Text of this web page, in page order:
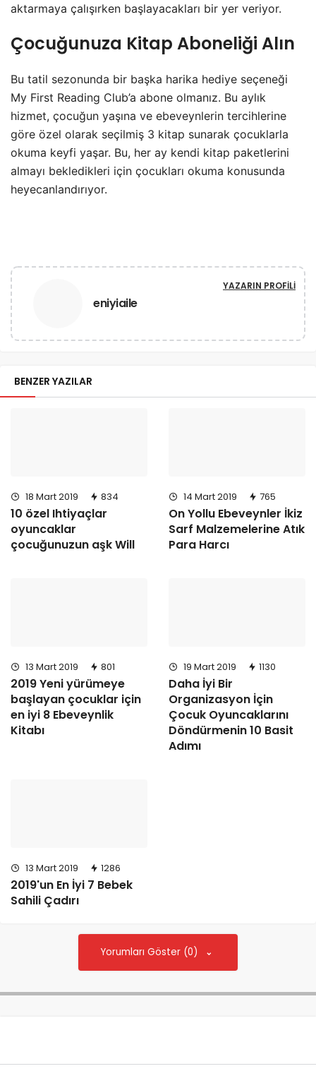
aktarmaya çalışırken başlayacakları bir yer veriyor.
Çocuğunuza Kitap Aboneliği Alın
Bu tatil sezonunda bir başka harika hediye seçeneği
My First Reading Club’a abone olmanız. Bu aylık
hizmet, çocuğun yaşına ve ebeveynlerin tercihlerine
göre özel olarak seçilmiş 3 kitap sunarak çocuklarla
okuma keyfi yaşar. Bu, her ay kendi kitap paketlerini
almayı bekledikleri için çocukları okuma konusunda
heyecanlandırıyor.
eniyiaile
YAZARIN PROFILI
BENZER YAZILAR
18 Mart 2019 834
10 özel Ihtiyaçlar
oyuncaklar
çocuğunuzun aşk Will
14 Mart 2019 765
On Yollu Ebeveynler İkiz
Sarf Malzemelerine Atık
Para Harcı
13 Mart 2019 801
2019 Yeni yürümeye
başlayan çocuklar için
en iyi 8 Ebeveynlik
Kitabı
19 Mart 2019 1130
Daha İyi Bir
Organizasyon İçin
Çocuk Oyuncaklarını
Döndürmenin 10 Basit
Adımı
13 Mart 2019 1286
2019'un En İyi 7 Bebek
Sahili Çadırı
Yorumları Göster (0)